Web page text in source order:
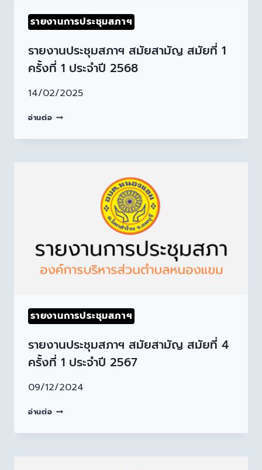
รายงานการประชุมสภาฯ
รายงานประชุมสภาฯ สมัยสามัญ สมัยที่ 1
ครั้งที่ 1 ประจำปี 2568
14/02/2025
อ่านต่อ
รายงานการประชุมสภาฯ
รายงานประชุมสภาฯ สมัยสามัญ สมัยที่ 4
ครั้งที่ 1 ประจำปี 2567
09/12/2024
อ่านต่อ